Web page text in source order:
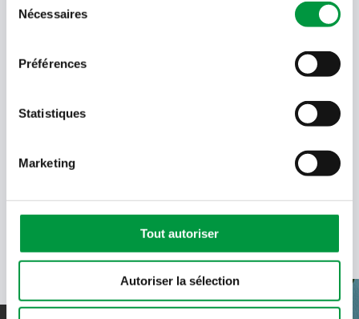
Nécessaires
Préférences
Statistiques
Marketing
Tout autoriser
Autoriser la sélection
email
- Sélectionner -
Quel code est dans l'image ?
En soumettant votre adresse e-mail, vous acceptez de
recevoir des e-mails de Cactus et acceptez la politique de